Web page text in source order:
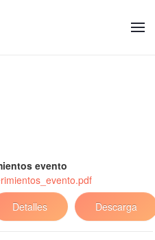
evento
Descarga
Detalles